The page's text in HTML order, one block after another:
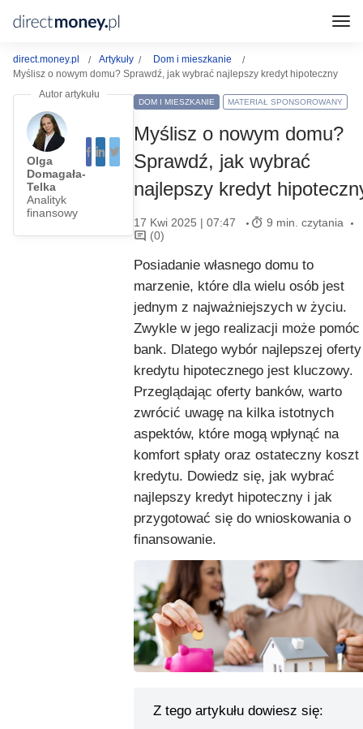
direct.money.pl Artykuły
Dom i mieszkanie
Myślisz o nowym domu? Sprawdź, jak wybrać najlepszy kredyt hipoteczny
Olga
Domagała-
Telka
Analityk
finansowy
DOM I MIESZKANIE MATERIAŁ SPONSOROWANY
Myślisz o nowym domu?
Sprawdź, jak wybrać
najlepszy kredyt
17 Kwi 2025 | 07:47
9 min. czytania
(0)
Posiadanie własnego domu to
marzenie, które dla wielu osób jest
jednym z najważniejszych w życiu.
Zwykle w jego realizacji może pomóc
bank. Dlatego wybór najlepszej oferty
kredytu hipotecznego jest kluczowy.
Przeglądając oferty banków, warto
zwrócić uwagę na kilka istotnych
aspektów, które mogą wpłynąć na
komfort spłaty oraz ostateczny koszt
kredytu. Dowiedz się, jak wybrać
najlepszy kredyt hipoteczny i jak
przygotować się do wnioskowania o
finansowanie.
Z tego artykułu dowiesz się: